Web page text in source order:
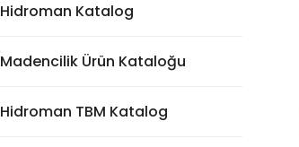
Hidroman Katalog
Madencilik Ürün Kataloğu
Hidroman TBM Katalog